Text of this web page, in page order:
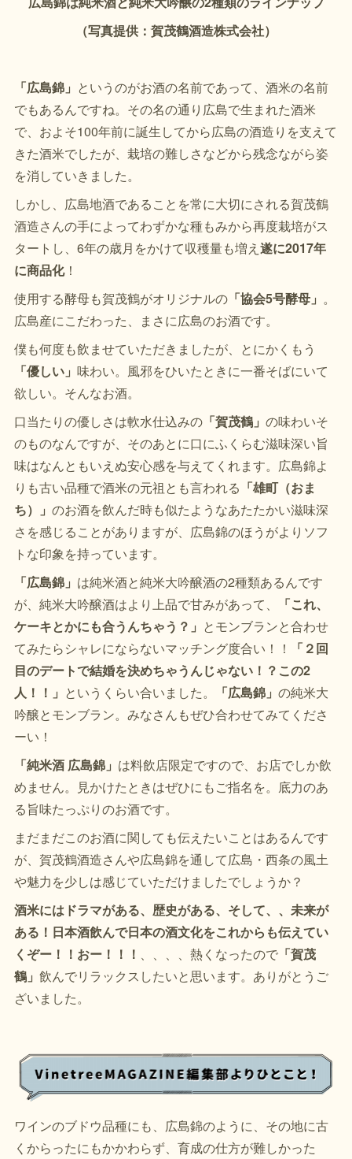
（写真提供：賀茂鶴酒造株式会社）
「広島錦」 というのがお酒の名前であって、酒米の名前
でもあるんですね。その名の通り広島で生まれた酒米
で、およそ100年前に誕生してから広島の酒造りを支えて
きた酒米でしたが、栽培の難しさなどから残念ながら姿
を消していきました。
しかし、広島地酒であることを常に大切にされる賀茂鶴
酒造さんの手によってわずかな種もみから再度栽培がス
タートし、6年の歳月をかけて収穫量も増え遂に2017年
に商品化！
使用する酵母も賀茂鶴がオリジナルの 「協会5号酵母」 。
広島産にこだわった、まさに広島のお酒です。
僕も何度も飲ませていただきましたが、とにかくもう
「優しい」味わい。風邪をひいたときに一番そばにいて
欲しい。そんなお酒。
口当たりの優しさは軟水仕込みの 「賀茂鶴」の味わいそ
のものなんですが、そのあとに口にふくらむ滋味深い旨
味はなんともいえぬ安心感を与えてくれます。広島錦よ
りも古い品種で酒米の元祖とも言われる 「雄町（おま
ち）」のお酒を飲んだ時も似たようなあたたかい滋味深
さを感じることがありますが、広島錦のほうがよりソフ
トな印象を持っています。
「広島錦」 は純米酒と純米大吟醸酒の2種類あるんです
が、純米大吟醸酒はより上品で甘みがあって、
「これ、
ケーキとかにも合うんちゃう？」 とモンブランと合わせ
てみたらシャレにならないマッチング度合い！！
「２回
目のデートで結婚を決めちゃうんじゃない！？この2
人！！」 というくらい合いました。 「広島錦」の純米大
吟醸とモンブラン。みなさんもぜひ合わせてみてくださ
ーい！
「純米酒 広島錦」 は料飲店限定ですので、お店でしか飲
めません。見かけたときはぜひにもご指名を。底力のあ
る旨味たっぷりのお酒です。
まだまだこのお酒に関しても伝えたいことはあるんです
が、賀茂鶴酒造さんや広島錦を通して広島・西条の風土
や魅力を少しは感じていただけましたでしょうか？
酒米にはドラマがある、歴史がある、そして、、未来が
ある！日本酒飲んで日本の酒文化をこれからも伝えてい
くぞー！！おー！！！
、、、、熱くなったので 「賀茂
鶴」飲んでリラックスしたいと思います。ありがとうご
ざいました。
ワインのブドウ品種にも、広島錦のように、その地に古
くからったにもかかわらず、育成の仕方が難しかった